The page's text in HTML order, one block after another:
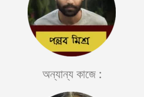
অন্যান্য কাজে :